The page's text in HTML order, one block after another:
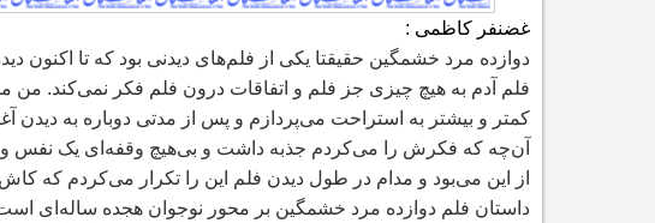
غضنفر کاظمی :
دوازده مرد خشمگین حقیقتا یکی از فلمهای دیدنی بود که تا اکنون
فلم آدم به هیچ چیزی جز فلم و اتفاقات درون فلم فکر نمیکند. من
کمتر و بیشتر به استراحت میپردازم و پس از مدتی دوباره به دیدن
آنچه که فکرش را میکردم جذبه داشت و بیهیچ وقفه ای یک نفس و
از این میبود و مدام در طول دیدن فلم این را تکرار میکردم که کاش
داستان فلم دوازده مرد خشمگین بر محور نوجوان هجده ساله ای